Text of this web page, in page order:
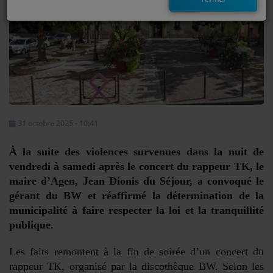
EMISSIONS
TITRES DIFFUSÉS
FRÉQUENCES
EVÈNEMENTS
JEUX CONCOURS
CONTACTEZ-NOUS
RÉGIE PUBLICTIAIRE
À la suite des violences survenues dans la nuit de
vendredi à samedi après le concert du rappeur TK, le
maire d’Agen, Jean Dionis du Séjour, a convoqué le
gérant du BW et réaffirmé la détermination de la
municipalité à faire respecter la loi et la tranquillité
publique.
Les faits remontent à la fin de soirée d’un concert du
rappeur TK, organisé par la discothèque BW. Selon les